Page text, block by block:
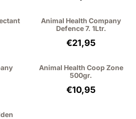
sin IVA: 15,55
Animal Health Company
Defence 7. 1Ltr.
Precio: 21,95, sin
€21,95
sin IVA: 9,50
Animal Health Coop Zone
500gr.
Precio: 10,95,
€10,95